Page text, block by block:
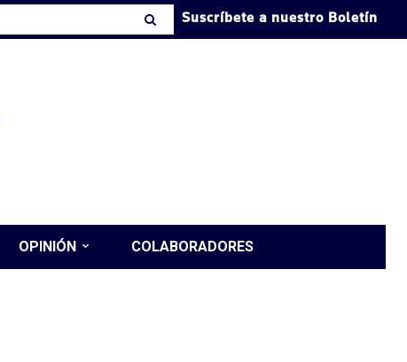
Suscríbete a nuestro Boletín
OPINIÓN COLABORADORES